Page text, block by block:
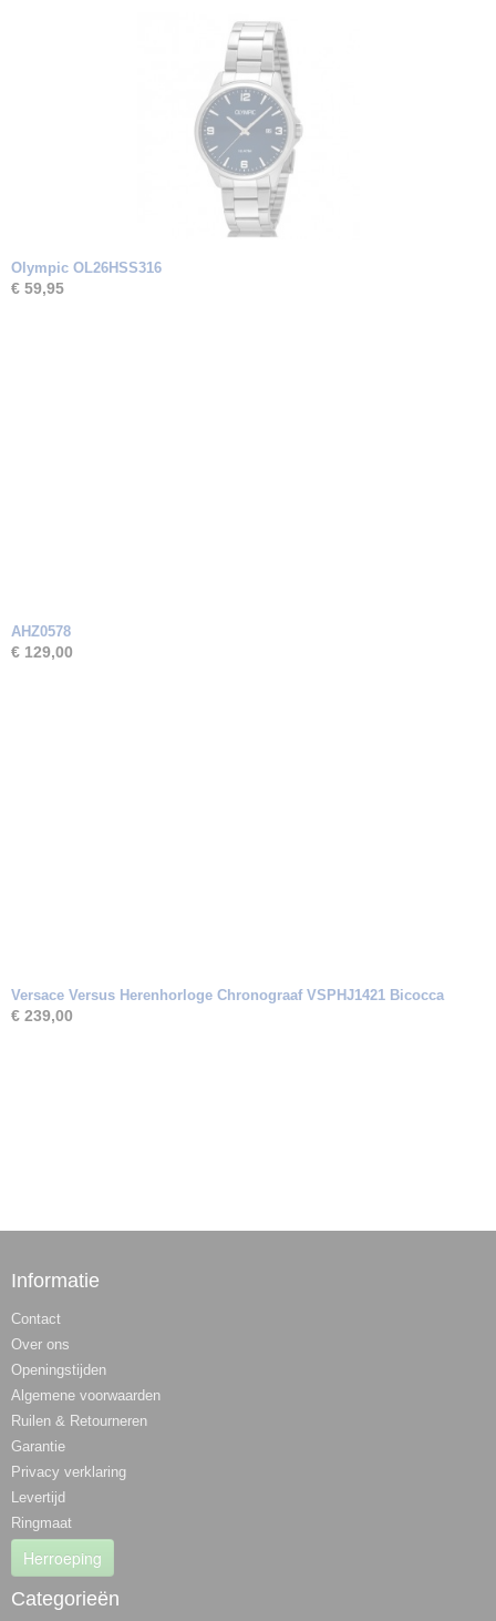
Olympic OL26HSS316
€ 59,95
AHZ0578
€ 129,00
Versace Versus Herenhorloge Chronograaf VSPHJ1421 Bicocca
€ 239,00
Informatie
Contact
Over ons
Openingstijden
Algemene voorwaarden
Ruilen & Retourneren
Garantie
Privacy verklaring
Levertijd
Ringmaat
Herroeping
Categorieën